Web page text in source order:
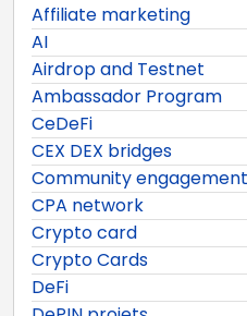
Affiliate marketing
AI
Airdrop and Testnet
Ambassador Program
CeDeFi
CEX DEX bridges
Community engagement
CPA network
Crypto card
Crypto Cards
DeFi